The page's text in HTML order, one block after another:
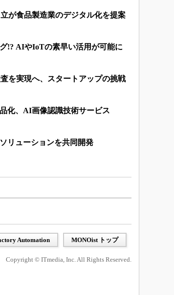
が食品製造業のデジタル化を提案
!? AIやIoTの素早い活用が可能に
を実現へ、スタートアップの挑戦
化、AI画像認識技術サービス
リューションを共同開発
Automation MONOist トップ
Copyright © ITmedia, Inc. All Rights Reserved.